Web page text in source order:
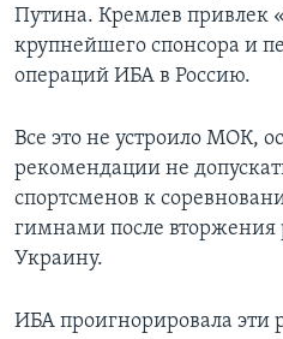
Путина. Кремлев привлек
крупнейшего спонсора и
операций ИБА в Россию.
Все это не устроило МОК,
рекомендации не
спортсменов к
гимнами после вторжения
Украину.
ИБА проигнорировала эти